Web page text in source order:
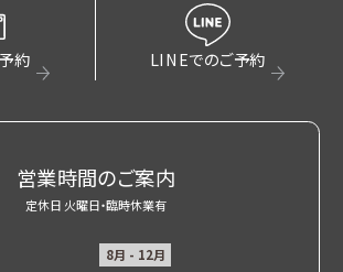
約 LINEでのご予約
営業時間のご案内
定休日 火曜日・臨時休業有
8月 - 12月